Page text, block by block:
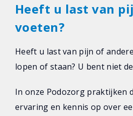
Heeft u last van
voeten?
Heeft u last van pijn of
lopen of staan? U bent niet
In onze Podozorg praktijken
ervaring en kennis op over